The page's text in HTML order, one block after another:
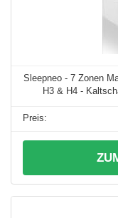
Sleepneo - 7 Zonen
H3 & H4 -